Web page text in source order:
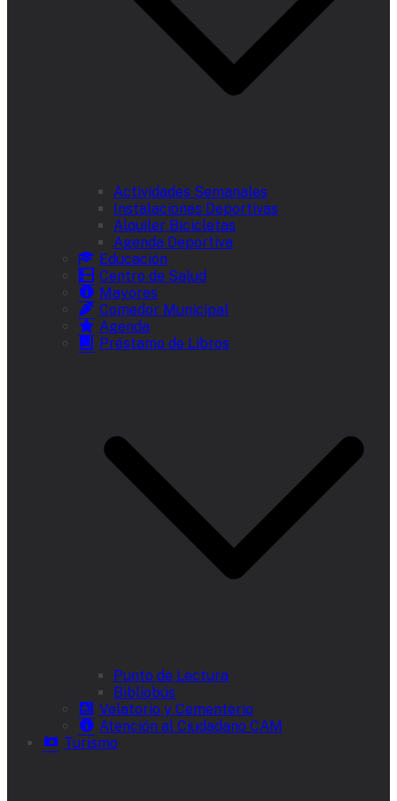
Actividades Semanales
Instalaciones Deportivas
Alquiler Bicicletas
Agenda Deportiva
Educación
Centro de Salud
Mayores
Comedor Municipal
Agenda
Préstamo de Libros
Punto de Lectura
Bibliobús
Velatorio y Cementerio
Atención al Ciudadano CAM
Turismo